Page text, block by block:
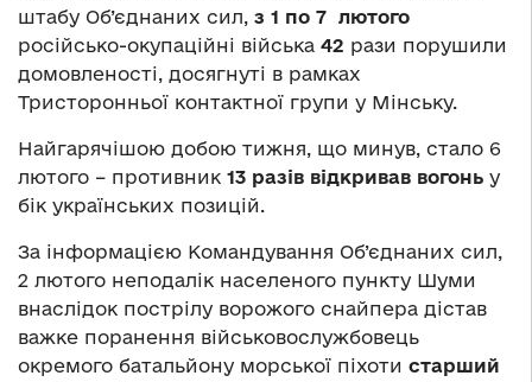
штабу Об’єднаних сил, з 1 по 7 лютого
російсько-окупаційні війська 42 рази порушили
домовленості, досягнуті в рамках
Тристоронньої контактної групи у Мінську.
Найгарячішою добою тижня, що минув, стало 6
лютого – противник 13 разів відкривав вогонь у
бік українських позицій.
За інформацією Командування Об’єднаних сил,
2 лютого неподалік населеного пункту Шуми
внаслідок пострілу ворожого снайпера дістав
важке поранення військовослужбовець
окремого батальйону морської піхоти старший